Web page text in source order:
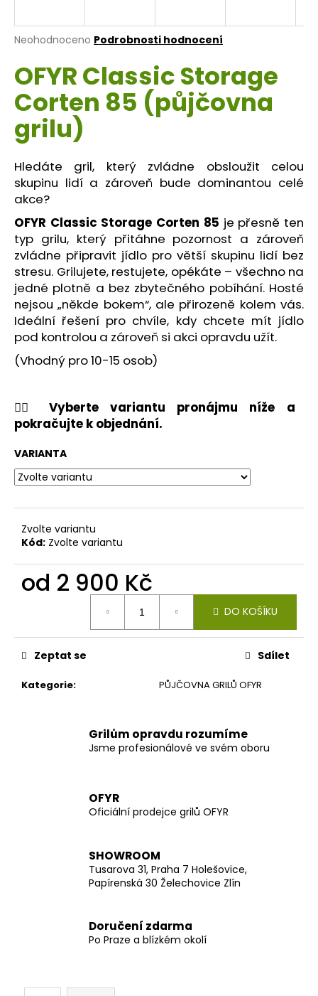
Průměrné
produktu
je
0,0
z
5
hvězdiček.
Neohodnoceno Podrobnosti hodnocení
OFYR Classic Storage
Corten 85 (půjčovna
grilu)
Hledáte gril, který zvládne obsloužit celou
skupinu lidí a zároveň bude dominantou celé
akce?
OFYR Classic Storage Corten 85 je přesně ten
typ grilu, který přitáhne pozornost a zároveň
zvládne připravit jídlo pro větší skupinu lidí bez
stresu. Grilujete, restujete, opékáte – všechno na
jedné plotně a bez zbytečného pobíhání. Hosté
nejsou „někde bokem“, ale přirozeně kolem vás.
Ideální řešení pro chvíle, kdy chcete mít jídlo
pod kontrolou a zároveň si akci opravdu užít.
(Vhodný pro 10-15 osob)
👇🏻 Vyberte variantu pronájmu níže a
pokračujte k objednání.
VARIANTA
Zvolte variantu
Kód: Zvolte variantu
od 2 900 Kč
DO KOŠÍKU
Kategorie: PŮJČOVNA GRILŮ OFYR
Zeptat se Sdílet
Grilům opravdu rozumíme
Jsme profesionálové ve svém oboru
OFYR
Oficiální prodejce grilů OFYR
SHOWROOM
Tusarova 31, Praha 7 Holešovice,
Papírenská 30 Želechovice Zlín
Doručení zdarma
Po Praze a blízkém okolí
j
t
?
HLEDAT
D
o
p
o
r
u
č
u
j
e
e